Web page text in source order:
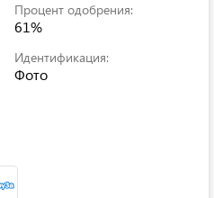
Процент одобрения:
61%
Идентификация:
Фото